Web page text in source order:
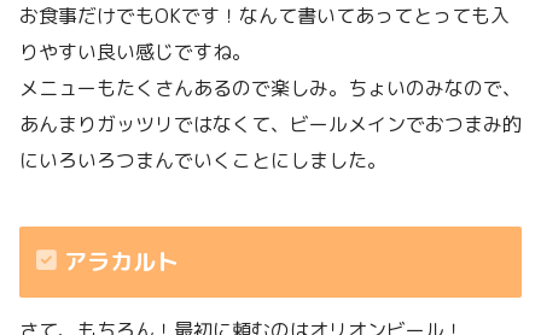
お食事だけでもOKです！なんて書いてあってとっても入
りやすい良い感じですね。
メニューもたくさんあるので楽しみ。ちょいのみなので、
あんまりガッツリではなくて、ビールメインでおつまみ的
にいろいろつまんでいくことにしました。
アラカルト